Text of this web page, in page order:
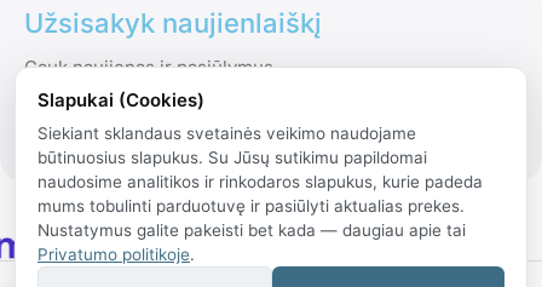
Užsisakyk naujienlaiškį
Gauk naujienas ir pasiūlymus
© 2026 Rinko.lt
Slapukai (Cookies)
Siekiant sklandaus svetainės veikimo naudojame
būtinuosius slapukus. Su Jūsų sutikimu papildomai
naudosime analitikos ir rinkodaros slapukus, kurie padeda
mums tobulinti parduotuvę ir pasiūlyti aktualias prekes.
Nustatymus galite pakeisti bet kada — daugiau apie tai
Privatumo politikoje.